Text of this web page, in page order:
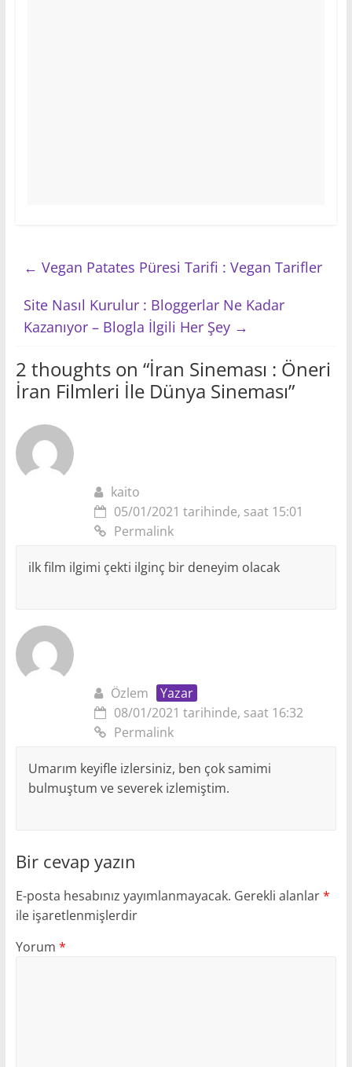
← Vegan Patates Püresi Tarifi : Vegan Tarifler
Site Nasıl Kurulur : Bloggerlar Ne Kadar
Kazanıyor – Blogla İlgili Her Şey →
2 thoughts on “İran Sineması : Öneri
İran Filmleri İle Dünya Sineması”
kaito
05/01/2021 tarihinde, saat 15:01
Permalink
ilk film ilgimi çekti ilginç bir deneyim olacak
Özlem
Yazar
08/01/2021 tarihinde, saat 16:32
Permalink
Umarım keyifle izlersiniz, ben çok samimi
bulmuştum ve severek izlemiştim.
Bir cevap yazın
E-posta hesabınız yayımlanmayacak. Gerekli alanlar*
ile işaretlenmişlerdir
Yorum *